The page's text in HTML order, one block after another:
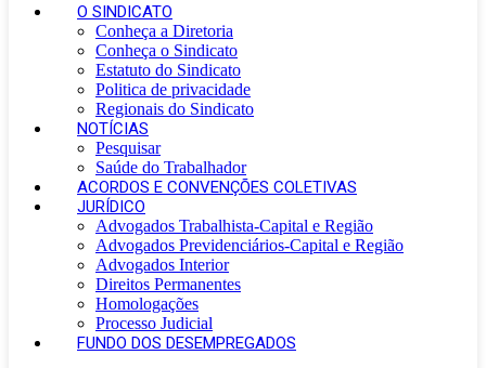
O SINDICATO
Conheça a Diretoria
Conheça o Sindicato
Estatuto do Sindicato
Politica de privacidade
Regionais do Sindicato
NOTÍCIAS
Pesquisar
Saúde do Trabalhador
ACORDOS E CONVENÇÕES COLETIVAS
JURÍDICO
Advogados Trabalhista-Capital e Região
Advogados Previdenciários-Capital e Região
Advogados Interior
Direitos Permanentes
Homologações
Processo Judicial
FUNDO DOS DESEMPREGADOS